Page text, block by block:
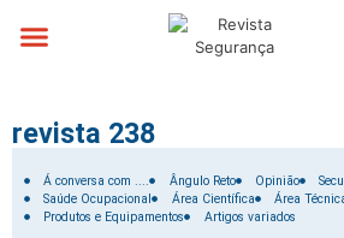
revista 238
Filtrar por:
Á conversa com .... Ângulo Reto Opinião
Saúde Ocupacional
Área Científica Área
Produtos e Equipamentos
Artigos variados